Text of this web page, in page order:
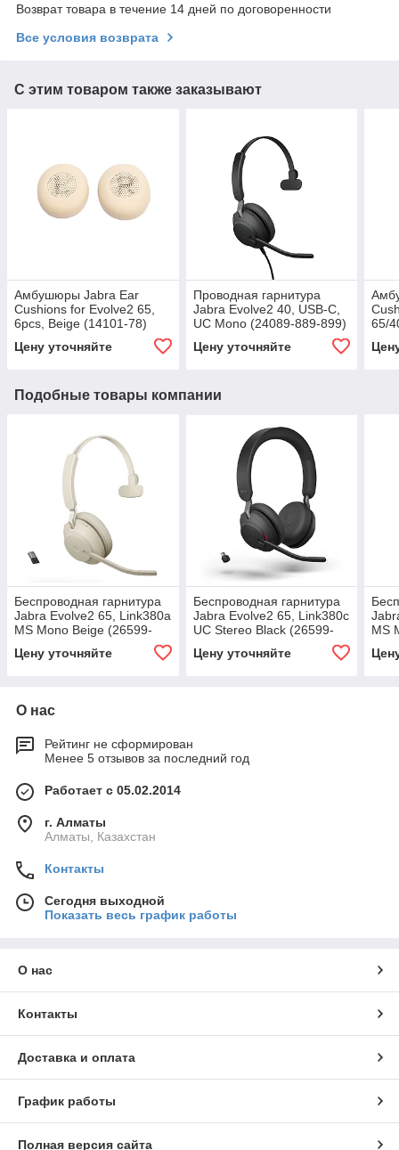
Возврат товара в течение 14 дней по договоренности
Все условия возврата
С этим товаром также заказывают
Амбушюры Jabra Ear
Cushions for Evolve2 65,
6pcs, Beige (14101-78)
Цену уточняйте
Проводная гарнитура
Jabra Evolve2 40, USB-C,
UC Mono (24089-889-899)
Цену уточняйте
65/
Подобные товары компании
Беспроводная гарнитура
Jabra Evolve2 65, Link380a
MS Mono Beige (26599-
Цену уточняйте
Беспроводная гарнитура
Jabra Evolve2 65, Link380c
UC Stereo Black (26599-
Цену уточняйте
MS
О нас
Рейтинг не сформирован
Менее 5 отзывов за последний год
Работает с 05.02.2014
г. Алматы
Алматы, Казахстан
Контакты
Сегодня выходной
Показать весь график работы
О нас
Контакты
Доставка и оплата
График работы
Полная версия сайта